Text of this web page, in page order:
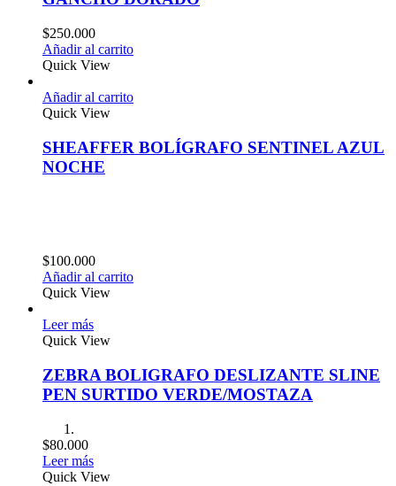
$250.000
Añadir al carrito
Quick View
Añadir al carrito
Quick View
SHEAFFER BOLÍGRAFO SENTINEL AZUL
NOCHE
$100.000
Añadir al carrito
Quick View
Leer más
Quick View
ZEBRA BOLIGRAFO DESLIZANTE SLINE
PEN SURTIDO VERDE/MOSTAZA
$80.000
Leer más
Quick View